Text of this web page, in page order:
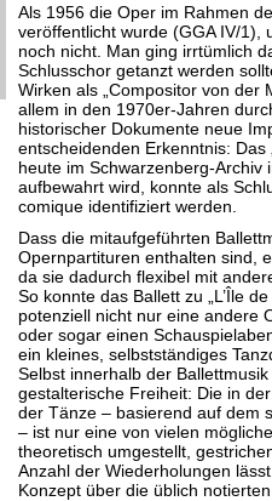
Als 1956 die Oper im Rahmen
veröffentlicht wurde (GGA IV/1),
noch nicht. Man ging irrtümlich
Schlusschor getanzt werden
Wirken als „Compositor von der
allem in den 1970er-Jahren
historischer Dokumente neue
entscheidenden Erkenntnis: Das
heute im Schwarzenberg-Archiv
aufbewahrt wird, konnte als
comique identifiziert werden.
Dass die mitaufgeführten
Opernpartituren enthalten sind,
da sie dadurch flexibel mit
So konnte das Ballett zu „L’Île
potenziell nicht nur eine andere
oder sogar einen
ein kleines, selbstständiges
Selbst innerhalb der Ballettmusik
gestalterische Freiheit: Die in
der Tänze – basierend auf dem
– ist nur eine von vielen
theoretisch umgestellt,
Anzahl der Wiederholungen
Konzept über die üblich